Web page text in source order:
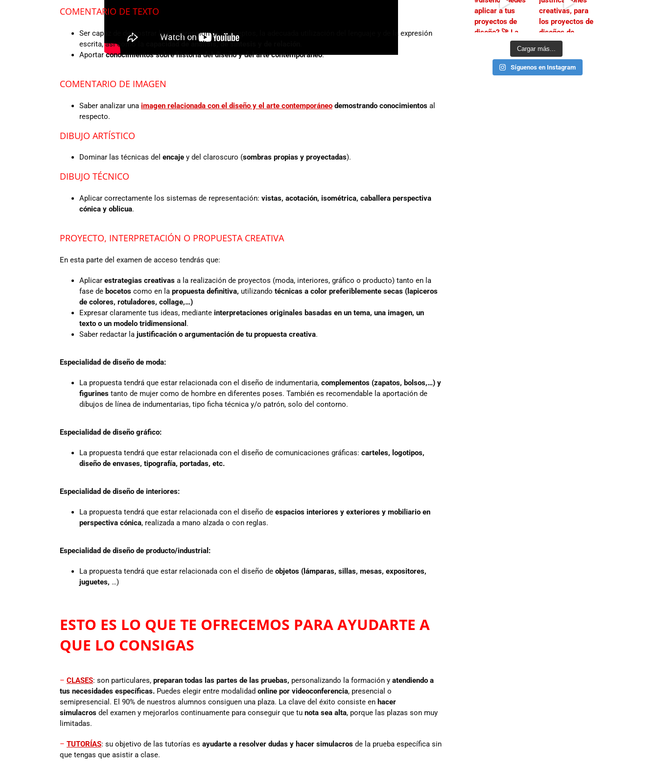
COMENTARIO DE TEXTO
Ser capaz de demostrar la comprensión de conceptos, la adecuada utilización del lenguaje y de la expresión
escrita, así como la
capacidad de análisis, de síntesis y de relación
Aportarconocimientos sobre historia del diseño y del arte contemporáneo.
COMENTARIO DE IMAGEN
Saber analizar una imagen relacionada con el diseño y el arte contemporáneo demostrando conocimientos al
respecto.
DIBUJO ARTÍSTICO
Dominar las técnicas del encaje y del claroscuro (sombras propias y proyectadas).
DIBUJO TÉCNICO
Aplicar correctamente los sistemas de representación: vistas, acotación, isométrica, caballera perspectiva
cónica y oblicua.
PROYECTO, INTERPRETACIÓN O PROPUESTA CREATIVA
En esta parte del examen de acceso tendrás que:
Aplicar estrategias creativas a la realización de proyectos (moda, interiores, gráfico o producto) tanto en la
fase de bocetos como en la propuesta definitiva, utilizando técnicas a color preferiblemente secas (lapiceros
de colores, rotuladores, collage,…)
Expresar claramente tus ideas, mediante interpretaciones originales basadas en un tema, una imagen, un
texto o un modelo tridimensional .
Saber redactar la justificación o argumentación de tu propuesta creativa.
Especialidad de diseño de moda:
La propuesta tendrá que estar relacionada con el diseño de indumentaria, complementos (zapatos, bolsos,…) y
figurines tanto de mujer como de hombre en diferentes poses. También es recomendable la aportación de
dibujos de línea de indumentarias, tipo ficha técnica y/o patrón, solo del contorno.
Especialidad de diseño gráfico:
La propuesta tendrá que estar relacionada con el diseño de comunicaciones gráficas: carteles, logotipos,
diseño de envases, tipografía, portadas, etc.
Especialidad de diseño de interiores:
La propuesta tendrá que estar relacionada con el diseño de espacios interiores y exteriores y mobiliario en
perspectiva cónica, realizada a mano alzada o con reglas.
Especialidad de diseño de producto/industrial:
La propuesta tendrá que estar relacionada con el diseño de objetos (lámparas, sillas, mesas, expositores,
juguetes, …)
ESTO ES LO QUE TE OFRECEMOS PARA AYUDARTE A
QUE LO CONSIGAS
– CLASES: son particulares, preparan todas las partes de las pruebas, personalizando la formación y atendiendo a
tus necesidades específicas. Puedes elegir entre modalidad online por videoconferencia, presencial o
semipresencial. El 90% de nuestros alumnos consiguen una plaza. La clave del éxito consiste en hacer
simulacros del examen y mejorarlos continuamente para conseguir que tu nota sea alta, porque las plazas son muy
limitadas.
– TUTORÍAS: su objetivo de las tutorías es ayudarte a resolver dudas y hacer simulacros de la prueba específica sin
que tengas que asistir a clase.
Cargar más...
Síguenos en Instagram